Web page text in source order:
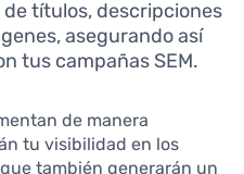
títulos, descripciones
asegurando así
tus campañas SEM.
de manera
tu visibilidad en los
también generarán un